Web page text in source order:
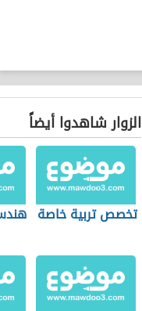
الزوار شاهدوا أيضاً
تخصص تربية خاصة